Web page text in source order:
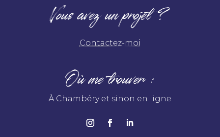
Vous avez un projet ?
Contactez-moi
Où me trouver :
À Chambéry et sinon en ligne